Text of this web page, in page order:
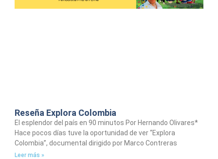
Reseña Explora Colombia
El esplendor del país en 90 minutos Por Hernando Olivares*
Hace pocos días tuve la oportunidad de ver “Explora
Colombia”, documental dirigido por Marco Contreras
Leer más »